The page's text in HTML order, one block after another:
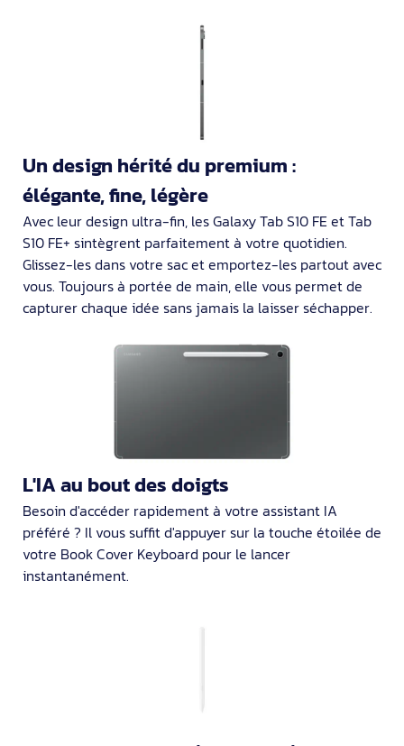
Un design hérité du premium :
élégante, fine, légère
Avec leur design ultra-fin, les Galaxy Tab S10 FE et Tab
S10 FE+ sintègrent parfaitement à votre quotidien.
Glissez-les dans votre sac et emportez-les partout avec
vous. Toujours à portée de main, elle vous permet de
capturer chaque idée sans jamais la laisser séchapper.
L'IA au bout des doigts
Besoin d'accéder rapidement à votre assistant IA
préféré ? Il vous suffit d'appuyer sur la touche étoilée de
votre Book Cover Keyboard pour le lancer
instantanément.